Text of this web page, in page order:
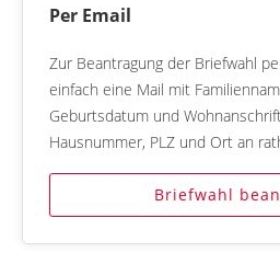
Per Email
Zur Beantragung der Briefwahl
einfach eine Mail mit
Geburtsdatum und
Hausnummer, PLZ und Ort an
Briefwahl